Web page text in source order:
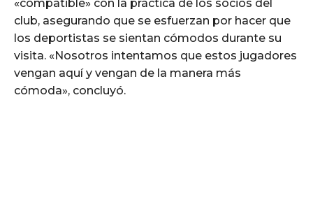
«compatible» con la práctica de los socios del
club, asegurando que se esfuerzan por hacer que
los deportistas se sientan cómodos durante su
visita. «Nosotros intentamos que estos jugadores
vengan aquí y vengan de la manera más
cómoda», concluyó.